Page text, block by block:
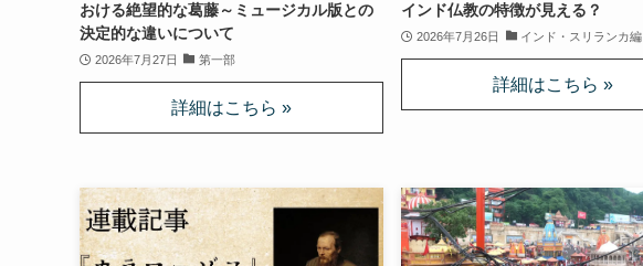
おける絶望的な葛藤～ミュージカル版との
決定的な違いについて
2026年7月27日 第一部
インド仏教の特徴が見える？
2026年7月26日 インド・スリランカ編